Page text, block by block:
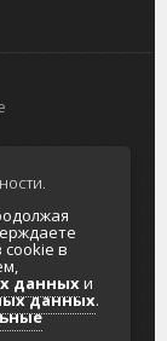
cookie в
данныхи
данных.